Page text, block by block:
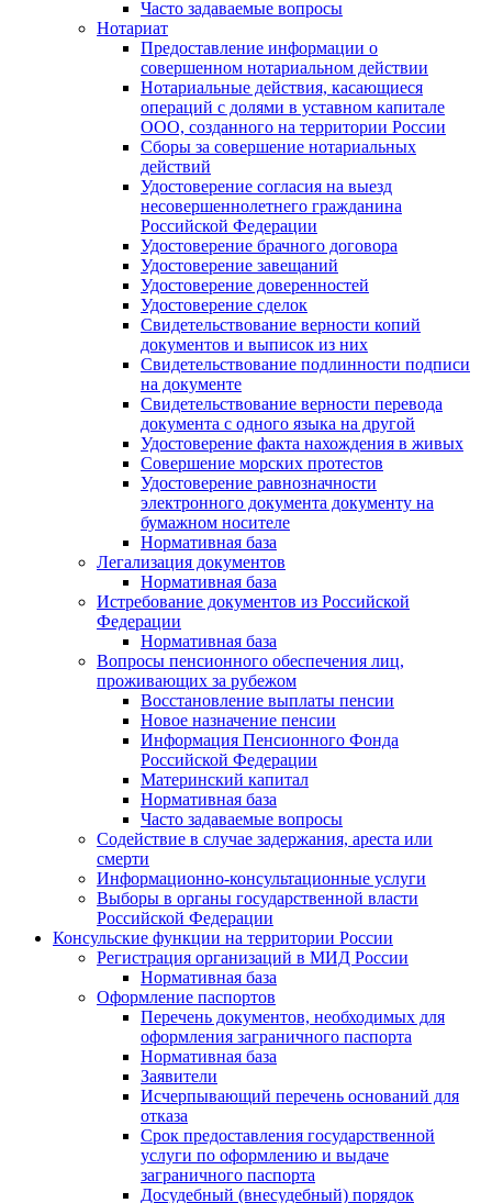
Часто задаваемые вопросы
Нотариат
Предоставление информации о
совершенном нотариальном действии
Нотариальные действия, касающиеся
операций с долями в уставном капитале
ООО, созданного на территории России
Сборы за совершение нотариальных
действий
Удостоверение согласия на выезд
несовершеннолетнего гражданина
Российской Федерации
Удостоверение брачного договора
Удостоверение завещаний
Удостоверение доверенностей
Удостоверение сделок
Свидетельствование верности копий
документов и выписок из них
Свидетельствование подлинности подписи
на документе
Свидетельствование верности перевода
документа с одного языка на другой
Удостоверение факта нахождения в живых
Совершение морских протестов
Удостоверение равнозначности
электронного документа документу на
бумажном носителе
Нормативная база
Легализация документов
Нормативная база
Истребование документов из Российской
Федерации
Нормативная база
Вопросы пенсионного обеспечения лиц,
проживающих за рубежом
Восстановление выплаты пенсии
Новое назначение пенсии
Информация Пенсионного Фонда
Российской Федерации
Материнский капитал
Нормативная база
Часто задаваемые вопросы
Содействие в случае задержания, ареста или
смерти
Информационно-консультационные услуги
Выборы в органы государственной власти
Российской Федерации
Консульские функции на территории России
Регистрация организаций в МИД России
Нормативная база
Оформление паспортов
Перечень документов, необходимых для
оформления заграничного паспорта
Нормативная база
Заявители
Исчерпывающий перечень оснований для
отказа
Срок предоставления государственной
услуги по оформлению и выдаче
заграничного паспорта
Досудебный (внесудебный) порядок